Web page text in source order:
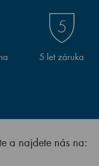
5 let záruka
a najdete nás na: